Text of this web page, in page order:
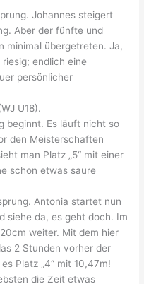
Johannes steigert
Aber der fünfte und
minimal übergetreten. Ja,
endlich eine
persönlicher
U18).
beginnt. Es läuft nicht so
den Meisterschaften
man Platz „5“ mit einer
schon etwas saure
Antonia startet nun
siehe da, es geht doch. Im
weiter. Mit dem hier
2 Stunden vorher der
Platz „4“ mit 10,47m!
die Zeit etwas